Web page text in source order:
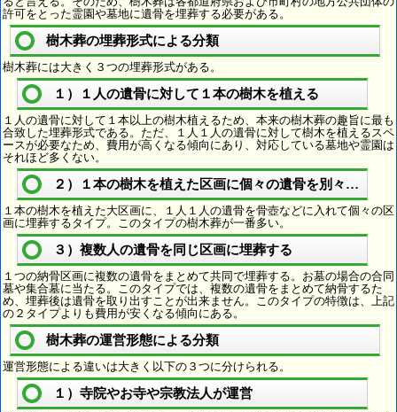
許可をとった霊園や墓地に遺骨を埋葬する必要がある。
樹木葬の埋葬形式による分類
樹木葬には大きく３つの埋葬形式がある。
１）１人の遺骨に対して１本の樹木を植える
１人の遺骨に対して１本以上の樹木植えるため、本来の樹木葬の趣旨に最も
合致した埋葬形式である。ただ、１人１人の遺骨に対して樹木を植えるスペ
ースが必要なため、費用が高くなる傾向にあり、対応している墓地や霊園は
それほど多くない。
２）１本の樹木を植えた区画に個々の遺骨を別々に埋葬
１本の樹木を植えた大区画に、１人１人の遺骨を骨壺などに入れて個々の区
画に埋葬するタイプ。このタイプの樹木葬が一番多い。
３）複数人の遺骨を同じ区画に埋葬する
１つの納骨区画に複数の遺骨をまとめて共同で埋葬する。お墓の場合の合同
墓や集合墓に当たる。このタイプでは、複数の遺骨をまとめて納骨するた
め、埋葬後は遺骨を取り出すことが出来ません。このタイプの特徴は、上記
の２タイプよりも費用が安くなる傾向にある。
樹木葬の運営形態による分類
運営形態による違いは大きく以下の３つに分けられる。
１）寺院やお寺や宗教法人が運営